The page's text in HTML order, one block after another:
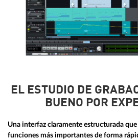
EL ESTUDIO DE
BUENO POR
Una interfaz claramente estructurada que
funciones más importantes de forma